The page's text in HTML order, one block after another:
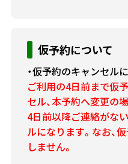
仮予約について
・仮予約のキャンセル
ご利用の4日前まで仮
セル、本予約へ変更の
4日前以降ご連絡がな
ルになります。なお、
しません。